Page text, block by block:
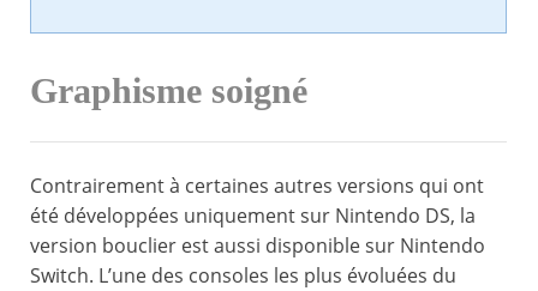
Graphisme soigné
Contrairement à certaines autres versions qui ont
été développées uniquement sur Nintendo DS, la
version bouclier est aussi disponible sur Nintendo
Switch. L’une des consoles les plus évoluées du